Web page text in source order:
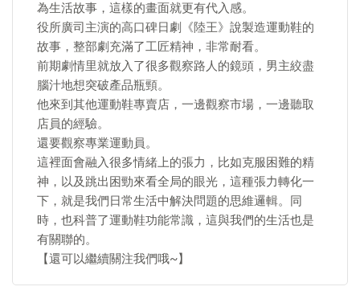
為生活故事，這樣的畫面就更有代入感。
役所廣司主演的高口碑日劇《陸王》說製造運動鞋的
故事，整部劇充滿了工匠精神，非常耐看。
前期劇情里就放入了很多觀察路人的鏡頭，男主絞盡
腦汁地想突破產品瓶頸。
他來到其他運動鞋專賣店，一邊觀察市場，一邊聽取
店員的經驗。
還要觀察專業運動員。
這裡面會融入很多情緒上的張力，比如克服困難的精
神，以及跳出困勁來看全局的眼光，這種張力轉化一
下，就是我們日常生活中解決問題的思維邏輯。同
時，也科普了運動鞋功能常識，這與我們的生活也是
有關聯的。
【還可以繼續關注我們哦~】